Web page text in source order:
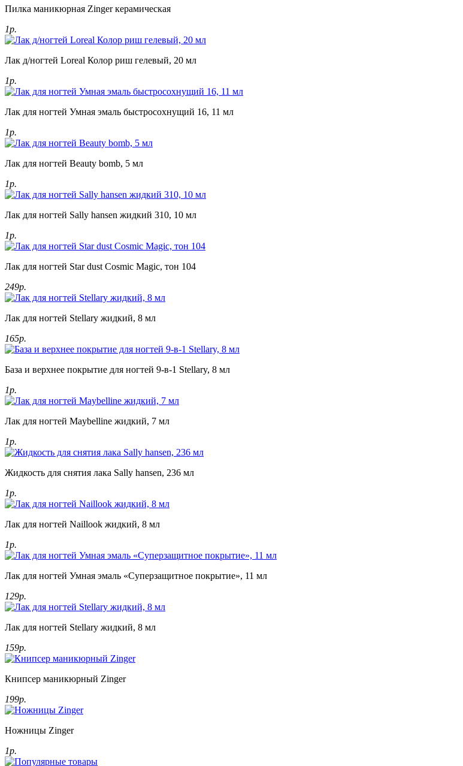
Пилка маникюрная Zinger керамическая
1р.
Лак д/ногтей Loreal Колор риш гелевый, 20 мл
1р.
Лак для ногтей Умная эмаль быстросохнущий 16, 11 мл
1р.
Лак для ногтей Beauty bomb, 5 мл
1р.
Лак для ногтей Sally hansen жидкий 310, 10 мл
1р.
Лак для ногтей Star dust Cosmic Magic, тон 104
249р.
Лак для ногтей Stellary жидкий, 8 мл
165р.
База и верхнее покрытие для ногтей 9-в-1 Stellary, 8 мл
1р.
Лак для ногтей Maybelline жидкий, 7 мл
1р.
Жидкость для снятия лака Sally hansen, 236 мл
1р.
Лак для ногтей Naillook жидкий, 8 мл
1р.
Лак для ногтей Умная эмаль «Суперзащитное покрытие», 11 мл
129р.
Лак для ногтей Stellary жидкий, 8 мл
159р.
Книпсер маникюрный Zinger
199р.
Ножницы Zinger
1р.